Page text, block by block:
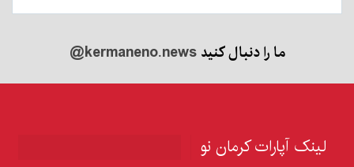
ما را دنبال کنید@kermaneno.news
لینک آپارات کرمان نو